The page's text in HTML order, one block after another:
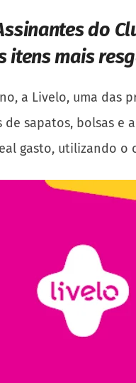
do
itens mais
a Livelo, uma das
sapatos, bolsas e
gasto, utilizando o